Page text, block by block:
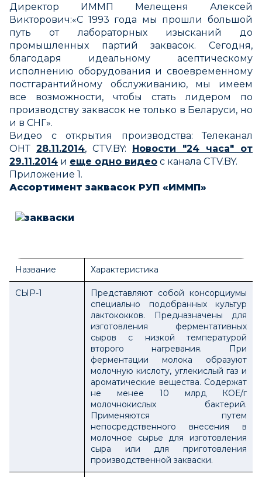
Директор ИММП Мелещеня Алексей
Викторович:«С 1993 года мы прошли большой
путь от лабораторных изысканий до
промышленных партий заквасок. Сегодня,
благодаря идеальному асептическому
исполнению оборудования и своевременному
постгарантийному обслуживанию, мы имеем
все возможности, чтобы стать лидером по
производству заквасок не только в Беларуси, но
и в СНГ».
Видео с открытия производства: Телеканал
ОНТ 28.11.2014, CTV.BY: Новости "24 часа" от
29.11.2014 и еще одно видео с канала CTV.BY.
Приложение 1.
Ассортимент заквасок РУП «ИММП»
Название Характеристика
СЫР-1
Представляют собой консорциумы
специально подобранных культур
лактококков. Предназначены для
изготовления ферментативных
сыров с низкой температурой
второго нагревания. При
ферментации молока образуют
молочную кислоту, углекислый газ и
ароматические вещества. Содержат
не менее 10 млрд КОЕ/г
молочнокислых бактерий.
Применяются путем
непосредственного внесения в
молочное сырье для изготовления
сыра или для приготовления
производственной закваски.